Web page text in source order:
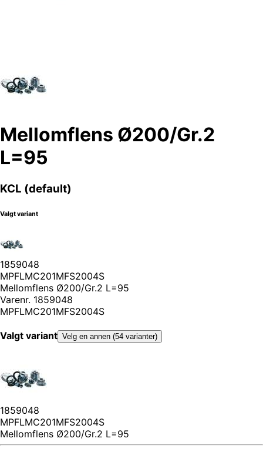
Mellomflens Ø200/Gr.2
L=95
KCL (default)
Valgt variant
1859048
MPFLMC201MFS2004S
Mellomflens Ø200/Gr.2 L=95
Varenr. 1859048
MPFLMC201MFS2004S
Valgt variant Velg en annen (54 varianter)
1859048
MPFLMC201MFS2004S
Mellomflens Ø200/Gr.2 L=95